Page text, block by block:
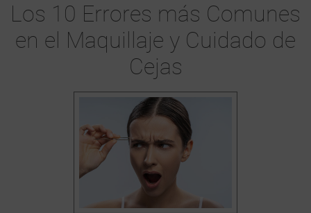
Los 10 Errores más Comunes
en el Maquillaje y Cuidado de
Cejas